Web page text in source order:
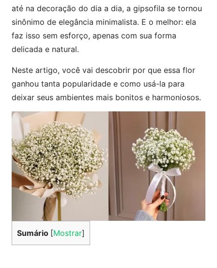
até na decoração do dia a dia, a gipsofila se tornou
sinônimo de elegância minimalista. E o melhor: ela
faz isso sem esforço, apenas com sua forma
delicada e natural.
Neste artigo, você vai descobrir por que essa flor
ganhou tanta popularidade e como usá-la para
deixar seus ambientes mais bonitos e harmoniosos.
Sumário [Mostrar]